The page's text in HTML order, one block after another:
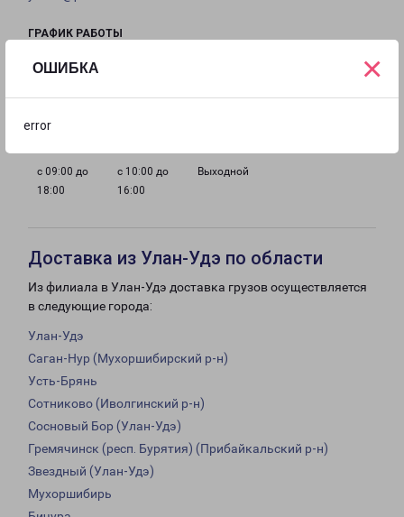
ОШИБКА
error
×
ГРАФИК РАБОТЫ
с 09:00 до
18:00
с 10:00 до
16:00
Выходной
Доставка из Улан-Удэ по области
Из филиала в Улан-Удэ доставка грузов осуществляется
в следующие города:
Улан-Удэ
Саган-Нур (Мухоршибирский р-н)
Усть-Брянь
Сотниково (Иволгинский р-н)
Сосновый Бор (Улан-Удэ)
Гремячинск (респ. Бурятия) (Прибайкальский р-н)
Звездный (Улан-Удэ)
Мухоршибирь